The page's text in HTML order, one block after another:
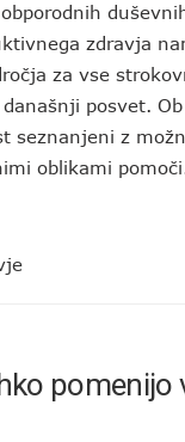
zdravja
za vse
posvet.
seznanjeni z
oblikami
pomenijo